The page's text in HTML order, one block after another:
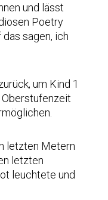
und lässt
Poetry
sagen, ich
um Kind 1
letzten Metern
letzten
leuchtete und